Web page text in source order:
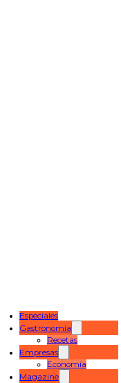
Especiales
Gastronomía
Recetas
Empresas
Economía
Magazine